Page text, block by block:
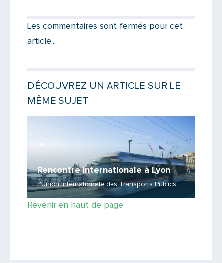
Message
Les commentaires sont fermés pour cet
article...
DÉCOUVREZ UN ARTICLE SUR LE
MÊME SUJET
Rencontre internationale à Lyon
L'Union Internationale des Transports Publics
Revenir en haut de page